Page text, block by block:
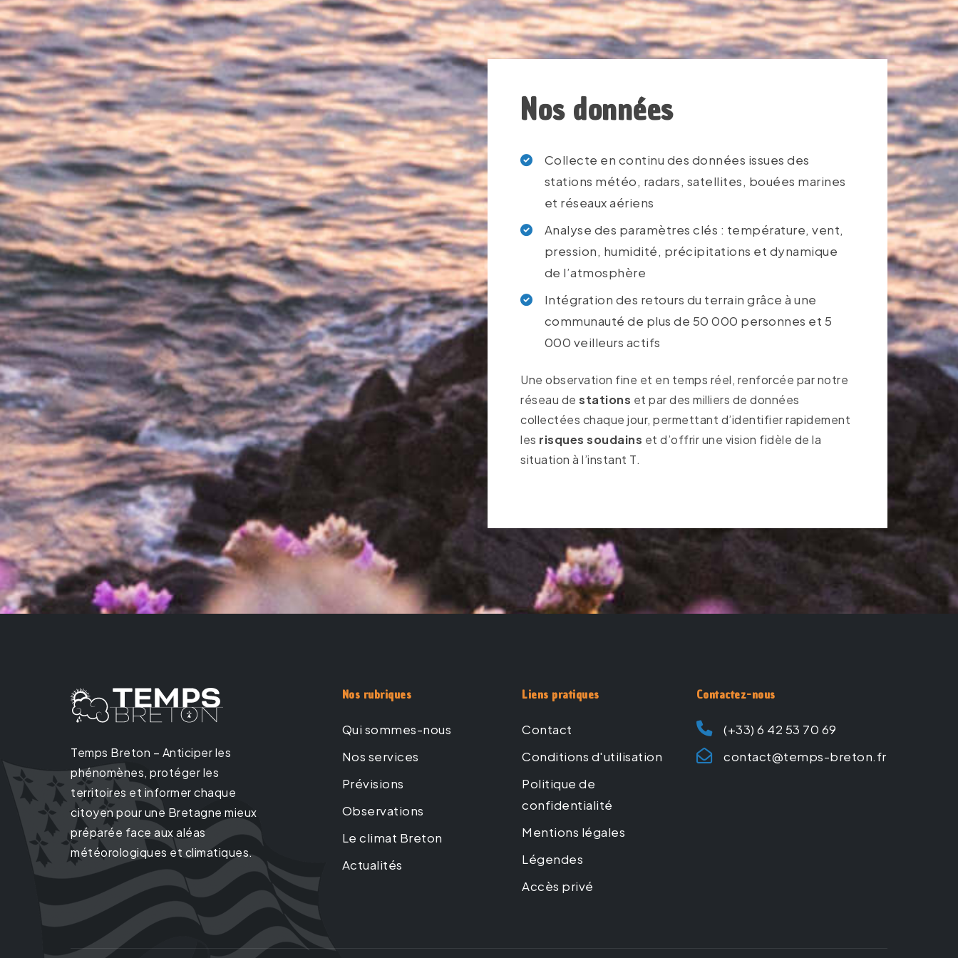
Nos données
Collecte en continu des données issues des
stations météo, radars, satellites, bouées marines
et réseaux aériens
Analyse des paramètres clés : température, vent,
pression, humidité, précipitations et dynamique
de l’atmosphère
Intégration des retours du terrain grâce à une
communauté de plus de 50 000 personnes et 5
000 veilleurs actifs
Une observation fine et en temps réel, renforcée par notre
réseau destations et par des milliers de données
collectées chaque jour, permettant d’identifier rapidement
les risques soudains et d’offrir une vision fidèle de la
situation à l’instant T.
Temps Breton – Anticiper les
phénomènes, protéger les
territoires et informer chaque
citoyen pour une Bretagne mieux
préparée face aux aléas
météorologiques et climatiques.
Nos rubriques
Qui sommes-nous
Nos services
Prévisions
Observations
Le climat Breton
Actualités
Liens pratiques
Contact
Conditions d'utilisation
Politique de
confidentialité
Mentions légales
Légendes
Accès privé
Contactez-nous
(+33) 6 42 53 70 69
contact@temps-breton.fr